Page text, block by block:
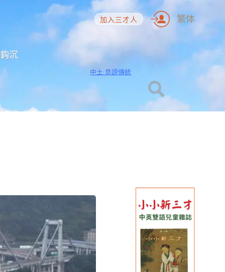
沉
加入三才人 繁体
中土 見證傳統